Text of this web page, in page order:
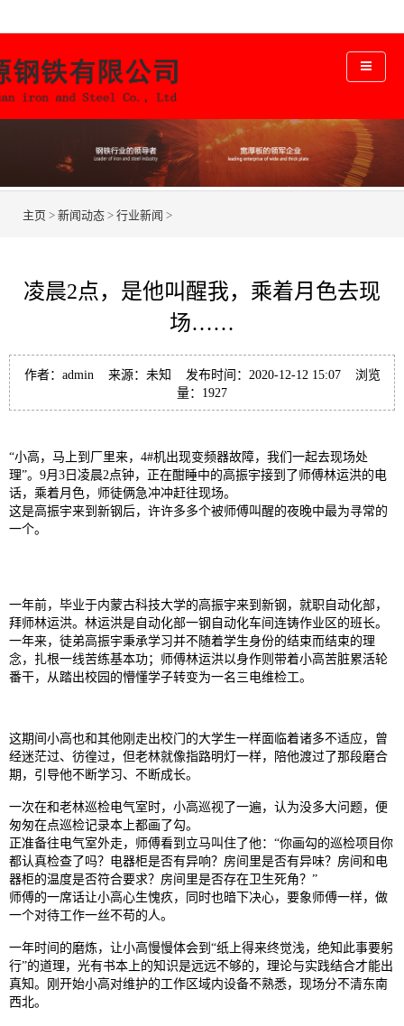
主页 > 新闻动态 > 行业新闻 >
凌晨2点，是他叫醒我，乘着月色去现
场……
作者：admin 来源：未知 发布时间：2020-12-12 15:07 浏览
量： 1927
“小高，马上到厂里来，4#机出现变频器故障，我们一起去现场处
理”。9月3日凌晨2点钟，正在酣睡中的高振宇接到了师傅林运洪的电
话，乘着月色，师徒俩急冲冲赶往现场。
这是高振宇来到新钢后，许许多多个被师傅叫醒的夜晚中最为寻常的
一个。
一年前，毕业于内蒙古科技大学的高振宇来到新钢，就职自动化部，
拜师林运洪。林运洪是自动化部一钢自动化车间连铸作业区的班长。
一年来，徒弟高振宇秉承学习并不随着学生身份的结束而结束的理
念，扎根一线苦练基本功；师傅林运洪以身作则带着小高苦脏累活轮
番干，从踏出校园的懵懂学子转变为一名三电维检工。
这期间小高也和其他刚走出校门的大学生一样面临着诸多不适应，曾
经迷茫过、彷徨过，但老林就像指路明灯一样，陪他渡过了那段磨合
期，引导他不断学习、不断成长。
一次在和老林巡检电气室时，小高巡视了一遍，认为没多大问题，便
匆匆在点巡检记录本上都画了勾。
正准备往电气室外走，师傅看到立马叫住了他：“你画勾的巡检项目你
都认真检查了吗？电器柜是否有异响？房间里是否有异味？房间和电
器柜的温度是否符合要求？房间里是否存在卫生死角？”
师傅的一席话让小高心生愧疚，同时也暗下决心，要象师傅一样，做
一个对待工作一丝不苟的人。
一年时间的磨炼，让小高慢慢体会到“纸上得来终觉浅，绝知此事要躬
行”的道理，光有书本上的知识是远远不够的，理论与实践结合才能出
真知。刚开始小高对维护的工作区域内设备不熟悉，现场分不清东南
西北。